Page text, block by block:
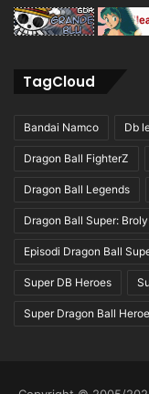
TagCloud
Bandai Namco Db
Dragon Ball FighterZ
Dragon Ball Legends
Dragon Ball Super: Broly
Episodi Dragon Ball
Super DB Heroes
Super Dragon Ball